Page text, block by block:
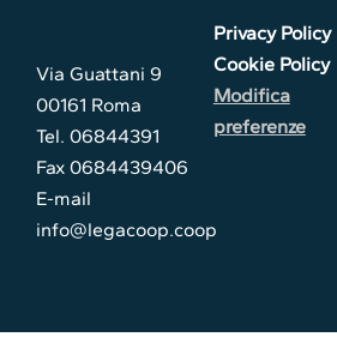
Via Guattani 9
00161 Roma
Tel. 06844391
Fax 0684439406
E-mail
info@legacoop.coop
Privacy Policy
Cookie Policy
Modifica
preferenze